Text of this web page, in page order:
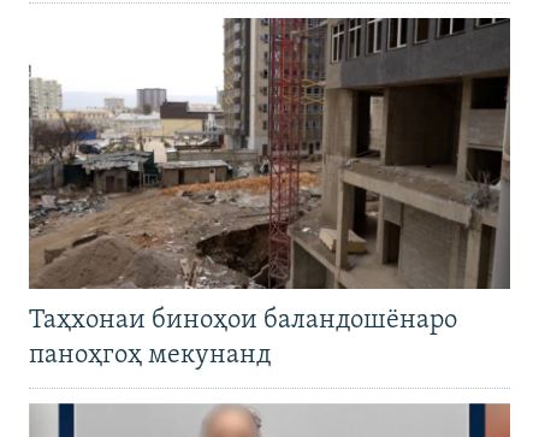
Таҳхонаи биноҳои баландошёнаро
паноҳгоҳ мекунанд